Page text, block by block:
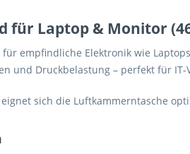
für Laptop & Monitor
empfindliche Elektronik wie
und Druckbelastung – perfekt für
sich die Luftkammerntasche